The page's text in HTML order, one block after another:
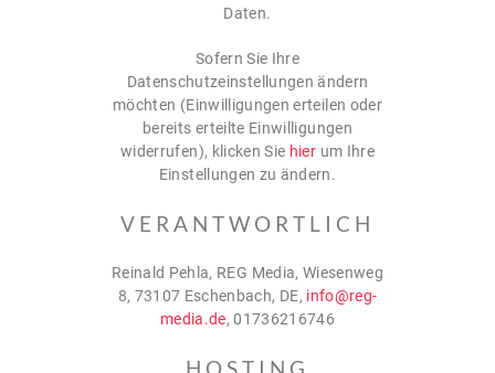
Daten.
Sofern Sie Ihre
Datenschutzeinstellungen ändern
möchten (Einwilligungen erteilen oder
bereits erteilte Einwilligungen
widerrufen), klicken Sie hier um Ihre
Einstellungen zu ändern.
VERANTWORTLICH
Reinald Pehla, REG Media, Wiesenweg
8, 73107 Eschenbach, DE, info@reg-
media.de, 01736216746